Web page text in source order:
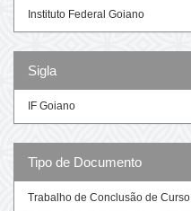
Instituto Federal Goiano
Sigla
IF Goiano
Tipo de Documento
Trabalho de Conclusão de Curso